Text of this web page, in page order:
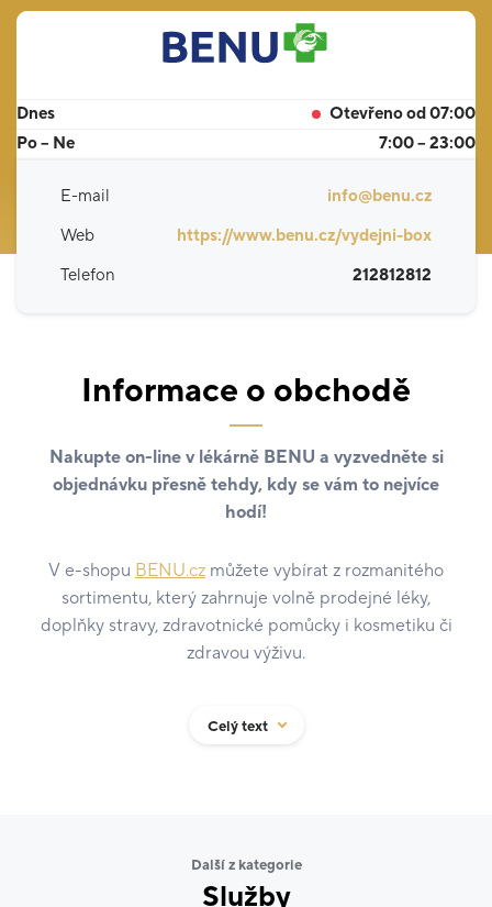
Dnes
Otevřeno od 07:00
Po – Ne
7:00 – 23:00
E-mail
info@benu.cz
Web
https://www.benu.cz/vydejni-box
Telefon
212812812
Informace o obchodě
Nakupte on-line v lékárně BENU a vyzvedněte si
objednávku přesně tehdy, kdy se vám to nejvíce
hodí!
V e-shopu BENU.cz můžete vybírat z rozmanitého
sortimentu, který zahrnuje volně prodejné léky,
doplňky stravy, zdravotnické pomůcky i kosmetiku či
zdravou výživu.
ke každému zákazníkovi jsou u nás samozřejmostí.
monitorovanou teplotou
Celý text
Další z kategorie
Služby